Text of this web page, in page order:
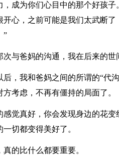
，成为你们心目中的那个好孩
开心，之前可能是我们太武断
”
爸妈的沟通，我在后来的世
我和爸妈之间的所谓的“代沟
方考虑，不再有僵持的局面了。
真好，你会发现身边的花变
一切都变得美好了。
的比什么都要重要。